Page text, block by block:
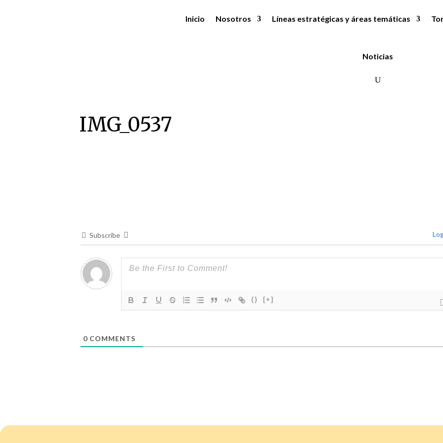
Inicio Nosotros Líneas estratégicas y áreas temáticas
Noticias
IMG_0537
Subscribe
{} [+]
0COMMENTS